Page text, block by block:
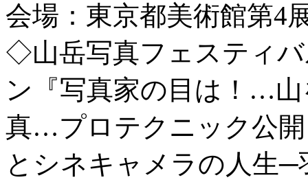
会場：東京都美術館第4
◇山岳写真フェスティ
ン『写真家の目は！…
真…プロテクニック公
とシネキャメラの人生